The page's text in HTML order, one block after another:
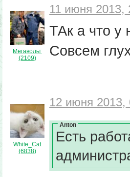
Мегавольт
(2109)
11 июня 2013,
ТАк а что у
Совсем
White_Cat
(6838)
12 июня 2013,
Anton
Есть